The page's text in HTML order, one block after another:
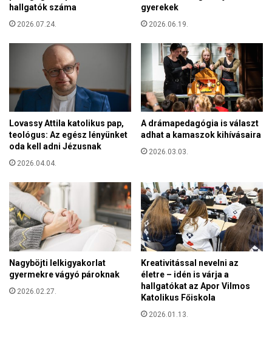
hallgatók száma
2026.07.24.
gyerekek
2026.06.19.
Lovassy Attila katolikus pap,
teológus: Az egész lényünket
oda kell adni Jézusnak
2026.04.04.
A drámapedagógia is választ
adhat a kamaszok kihívásaira
2026.03.03.
Nagyböjti lelkigyakorlat
gyermekre vágyó pároknak
2026.02.27.
Kreativitással nevelni az
életre – idén is várja a
hallgatókat az Apor Vilmos
Katolikus Főiskola
2026.01.13.